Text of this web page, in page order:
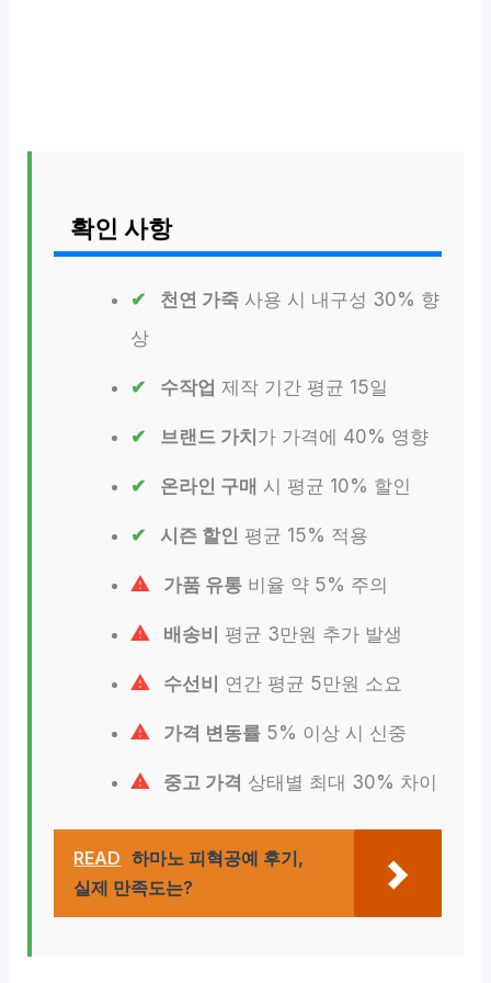
확인 사항
천연 가죽사용 시 내구성 30% 향
상
수작업 제작 기간 평균 15일
브랜드 가치 가 가격에 40% 영향
온라인 구매 시 평균 10% 할인
시즌 할인 평균 15% 적용
가품 유통비율 약 5% 주의
배송비 평균 3만원 추가 발생
수선비 연간 평균 5만원 소요
가격 변동률5% 이상 시 신중
중고 가격 상태별 최대 30% 차이
READ 하마노 피혁공예 후기,
실제 만족도는?